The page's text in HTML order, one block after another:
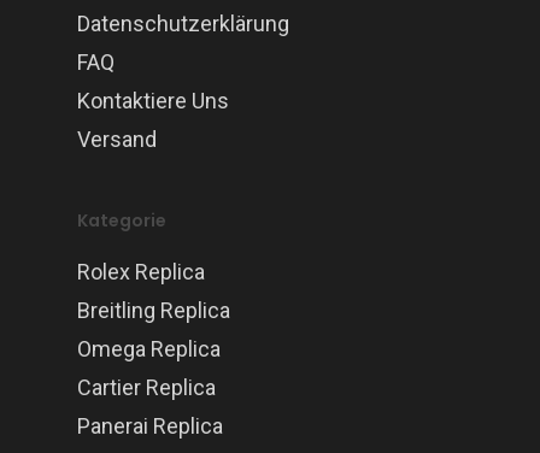
Datenschutzerklärung
FAQ
Kontaktiere Uns
Versand
Kategorie
Rolex Replica
Breitling Replica
Omega Replica
Cartier Replica
Panerai Replica